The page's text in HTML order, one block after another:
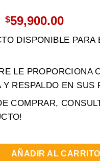
El
original
$89,900.00.
$59,900.00El
actual
DISPONIBLE PARA
LE PROPORCIONA
Y RESPALDO EN SUS
COMPRAR,
AÑADIR AL CARRITO